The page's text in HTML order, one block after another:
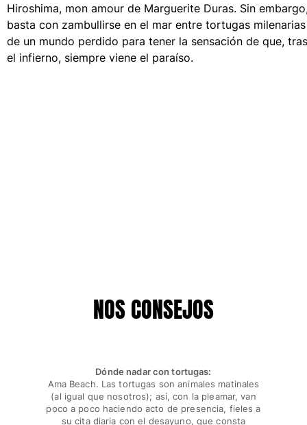
Hiroshima, mon amour de Marguerite Duras. Sin
basta con zambullirse en el mar entre tortugas milenarias
de un mundo perdido para tener la sensación de que, tras
el infierno, siempre viene el paraíso.
NOS CONSEJOS
Dónde nadar con tortugas:
Ama Beach. Las tortugas son animales matinales
(al igual que nosotros); así, con la pleamar, van
poco a poco haciendo acto de presencia, fieles a
su cita diaria con el desayuno, que consta